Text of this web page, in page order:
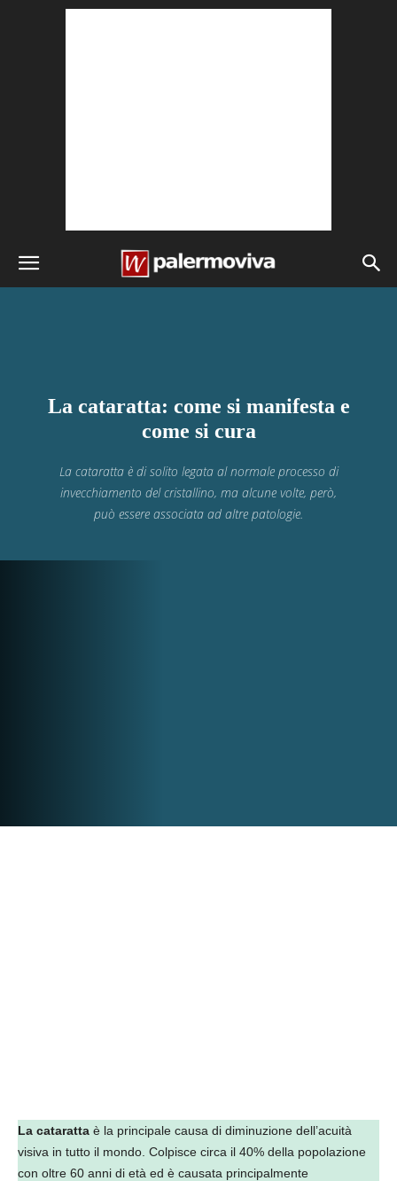
La cataratta: come si manifesta e
come si cura
La cataratta è di solito legata al normale processo di
invecchiamento del cristallino, ma alcune volte, però,
può essere associata ad altre patologie.
La cataratta è la principale causa di diminuzione dell’acuità
visiva in tutto il mondo. Colpisce circa il 40% della popolazione
con oltre 60 anni di età ed è causata principalmente